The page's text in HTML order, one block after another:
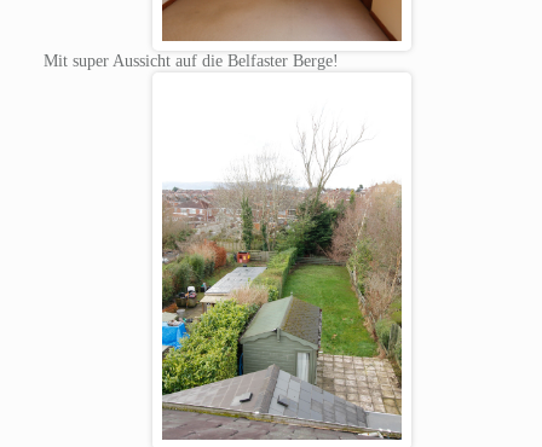
Mit super Aussicht auf die Belfaster Berge!